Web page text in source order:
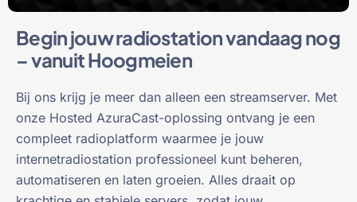
Begin jouw radiostation vandaag nog
– vanuit Hoogmeien
Bij ons krijg je meer dan alleen een streamserver. Met
onze Hosted AzuraCast-oplossing ontvang je een
compleet radioplatform waarmee je jouw
internetradiostation professioneel kunt beheren,
automatiseren en laten groeien. Alles draait op